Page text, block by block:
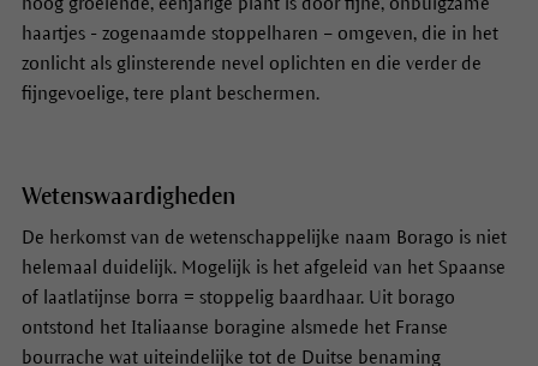
haartjes - zogenaamde stoppelharen – omgeven, die in het
zonlicht als glinsterende nevel oplichten en die verder de
fijngevoelige, tere plant beschermen.
Wetenswaardigheden
De herkomst van de wetenschappelijke naam Borago is niet
helemaal duidelijk. Mogelijk is het afgeleid van het Spaanse
of laatlatijnse borra = stoppelig baardhaar. Uit borago
ontstond het Italiaanse boragine alsmede het Franse
bourrache wat uiteindelijke tot de Duitse benaming